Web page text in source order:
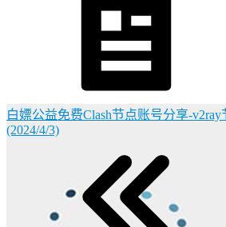
白嫖公益免费Clash节点账号分享-
(2024/4/3)